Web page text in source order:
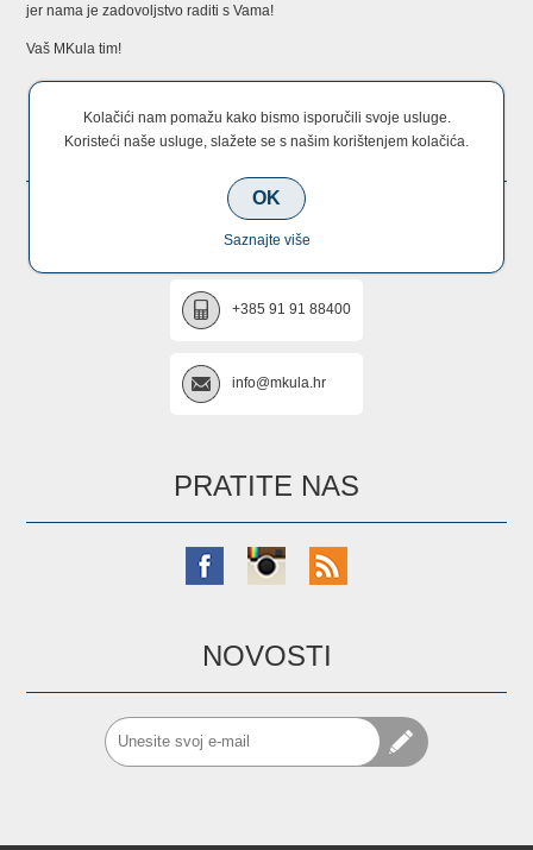
jer nama je zadovoljstvo raditi s Vama!
Vaš MKula tim!
KONTAKTIRAJTE NAS
+385 22 670 005
+385 91 91 88400
info@mkula.hr
PRATITE NAS
NOVOSTI
Kolačići nam pomažu kako bismo isporučili svoje usluge.
Koristeći naše usluge, slažete se s našim korištenjem kolačića.
OK
Saznajte više